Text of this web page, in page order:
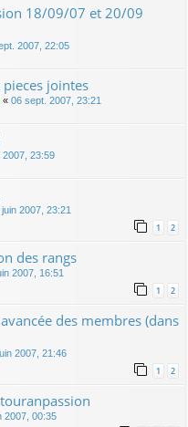
18/09/07 et 20/09
2007, 22:05
jointes
« 06 sept. 2007, 23:21
2007, 23:59
2007, 23:21
1 2
des rangs
2007, 16:51
1 2
des membres (dans
2007, 21:46
1 2
2007, 00:35